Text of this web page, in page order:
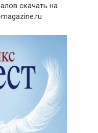
скачать на